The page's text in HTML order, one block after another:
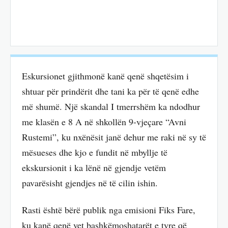
Eskursionet gjithmonë kanë qenë shqetësim i
shtuar për prindërit dhe tani ka për të qenë edhe
më shumë. Një skandal I tmerrshëm ka ndodhur
me klasën e 8 A në shkollën 9-vjeçare “Avni
Rustemi”, ku nxënësit janë dehur me raki në sy të
mësueses dhe kjo e fundit në mbyllje të
ekskursionit i ka lënë në gjendje vetëm
pavarësisht gjendjes në të cilin ishin.
Rasti është bërë publik nga emisioni Fiks Fare,
ku kanë qenë vet bashkëmoshatarët e tyre që